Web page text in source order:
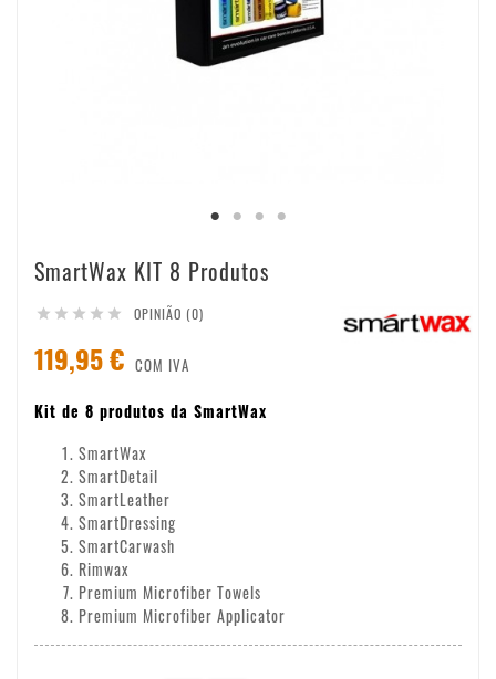
SmartWax KIT 8 Produtos
     OPINIÃO (0)
119,95 € COM IVA
Kit de 8 produtos da SmartWax
SmartWax
SmartDetail
SmartLeather
SmartDressing
SmartCarwash
Rimwax
Premium Microfiber Towels
Premium Microfiber Applicator